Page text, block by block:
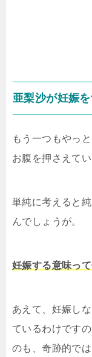
亜梨沙が妊娠
もう一つもやっ
お腹を押さえてい
単純に考えると
んでしょうが。
妊娠する意味っ
あえて、妊娠し
ているわけです
のも、奇跡的で